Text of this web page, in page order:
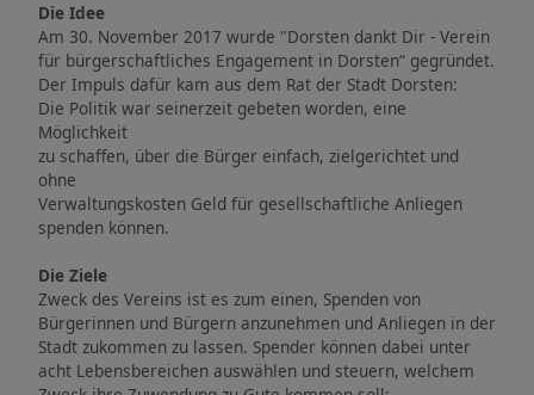
Die Idee
Am 30. November 2017 wurde "Dorsten dankt Dir - Verein
für bürgerschaftliches Engagement in Dorsten“ gegründet.
Der Impuls dafür kam aus dem Rat der Stadt Dorsten:
Die Politik war seinerzeit gebeten worden, eine
Möglichkeit
zu schaffen, über die Bürger einfach, zielgerichtet und
ohne
Verwaltungskosten Geld für gesellschaftliche Anliegen
spenden können.
Die Ziele
Zweck des Vereins ist es zum einen, Spenden von
Bürgerinnen und Bürgern anzunehmen und Anliegen in der
Stadt zukommen zu lassen. Spender können dabei unter
acht Lebensbereichen auswählen und steuern, welchem